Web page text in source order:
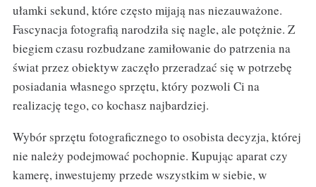
ułamki sekund, które często mijają nas niezauważone.
Fascynacja fotografią narodziła się nagle, ale potężnie. Z
biegiem czasu rozbudzane zamiłowanie do patrzenia na
świat przez obiektyw zaczęło przeradzać się w potrzebę
posiadania własnego sprzętu, który pozwoli Ci na
realizację tego, co kochasz najbardziej.
Wybór sprzętu fotograficznego to osobista decyzja, której
nie należy podejmować pochopnie. Kupując aparat czy
kamerę, inwestujemy przede wszystkim w siebie, w